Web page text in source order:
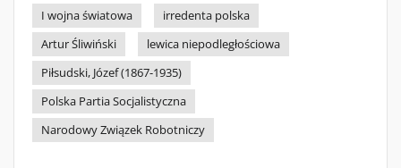
I wojna światowa
irredenta polska
Artur Śliwiński
lewica niepodległościowa
Piłsudski, Józef (1867-1935)
Polska Partia Socjalistyczna
Narodowy Związek Robotniczy